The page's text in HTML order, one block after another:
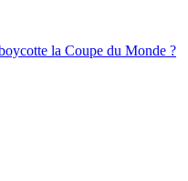
la Coupe du Monde ?